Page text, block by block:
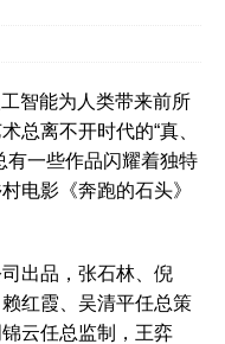
智能为人类带来前所
总离不开时代的“真、
有一些作品闪耀着独特
电影《奔跑的石头》
出品，张石林、倪
红霞、吴清平任总策
云任总监制，王弈